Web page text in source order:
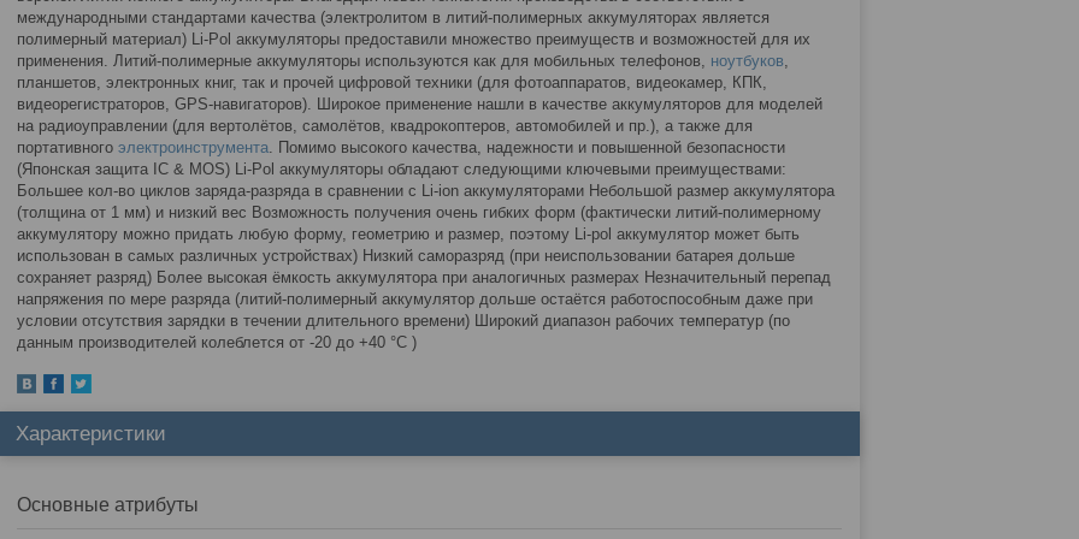
международными стандартами качества (электролитом в литий-полимерных аккумуляторах является
полимерный материал) Li-Pol аккумуляторы предоставили множество преимуществ и возможностей для их
применения. Литий-полимерные аккумуляторы используются как для мобильных телефонов, ноутбуков,
планшетов, электронных книг, так и прочей цифровой техники (для фотоаппаратов, видеокамер, КПК,
видеорегистраторов, GPS-навигаторов). Широкое применение нашли в качестве аккумуляторов для моделей
на радиоуправлении (для вертолётов, самолётов, квадрокоптеров, автомобилей и пр.), а также для
портативного электроинструмента. Помимо высокого качества, надежности и повышенной безопасности
(Японская защита IC & MOS) Li-Pol аккумуляторы обладают следующими ключевыми преимуществами:
Большее кол-во циклов заряда-разряда в сравнении с Li-ion аккумуляторами Небольшой размер аккумулятора
(толщина от 1 мм) и низкий вес Возможность получения очень гибких форм (фактически литий-полимерному
аккумулятору можно придать любую форму, геометрию и размер, поэтому Li-pol аккумулятор может быть
использован в самых различных устройствах) Низкий саморазряд (при неиспользовании батарея дольше
сохраняет разряд) Более высокая ёмкость аккумулятора при аналогичных размерах Незначительный перепад
напряжения по мере разряда (литий-полимерный аккумулятор дольше остаётся работоспособным даже при
условии отсутствия зарядки в течении длительного времени) Широкий диапазон рабочих температур (по
данным производителей колеблется от -20 до +40 °C )
Характеристики
Основные атрибуты